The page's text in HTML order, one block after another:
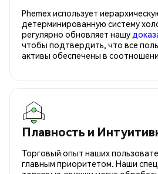
Phemex использует
детерминированную систему
регулярно обновляет нашу
чтобы подтвердить, что все
активы обеспечены в
Плавность и
Торговый опыт наших
главным приоритетом. Наши